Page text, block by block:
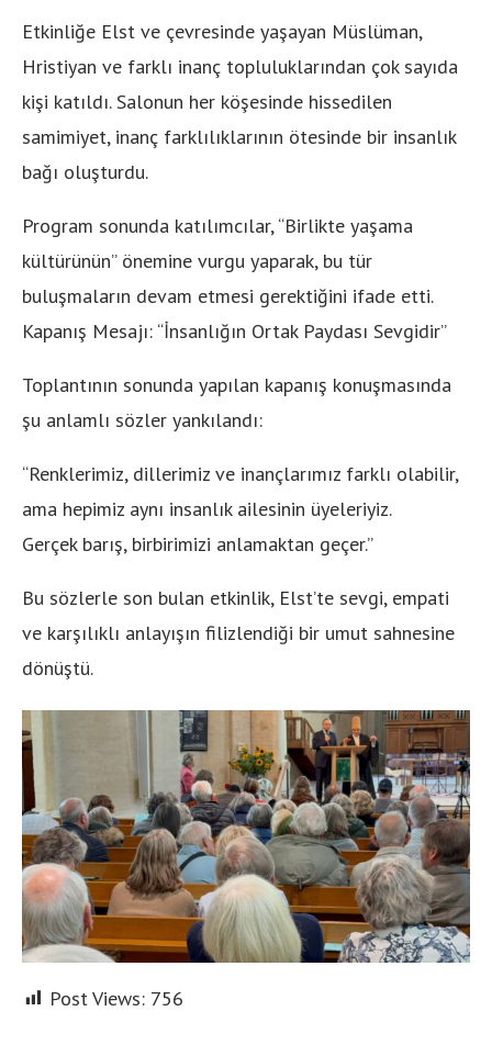
Etkinliğe Elst ve çevresinde yaşayan Müslüman,
Hristiyan ve farklı inanç topluluklarından çok sayıda
kişi katıldı. Salonun her köşesinde hissedilen
samimiyet, inanç farklılıklarının ötesinde bir insanlık
bağı oluşturdu.
Program sonunda katılımcılar, “Birlikte yaşama
kültürünün” önemine vurgu yaparak, bu tür
buluşmaların devam etmesi gerektiğini ifade etti.
Kapanış Mesajı: “İnsanlığın Ortak Paydası Sevgidir”
Toplantının sonunda yapılan kapanış konuşmasında
şu anlamlı sözler yankılandı:
“Renklerimiz, dillerimiz ve inançlarımız farklı olabilir,
ama hepimiz aynı insanlık ailesinin üyeleriyiz.
Gerçek barış, birbirimizi anlamaktan geçer.”
Bu sözlerle son bulan etkinlik, Elst’te sevgi, empati
ve karşılıklı anlayışın filizlendiği bir umut sahnesine
dönüştü.
Post Views: 756